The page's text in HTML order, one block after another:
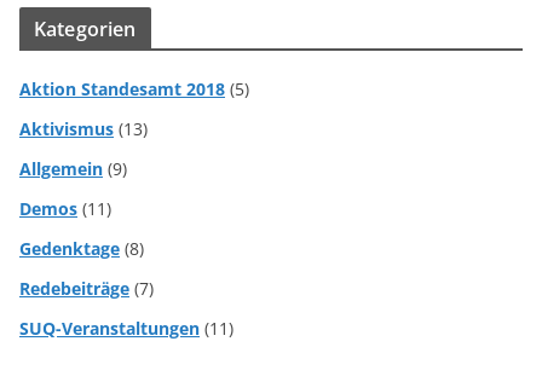
Kategorien
Aktion Standesamt 2018 (5)
Aktivismus (13)
Allgemein (9)
Demos (11)
Gedenktage (8)
Redebeiträge (7)
SUQ-Veranstaltungen (11)